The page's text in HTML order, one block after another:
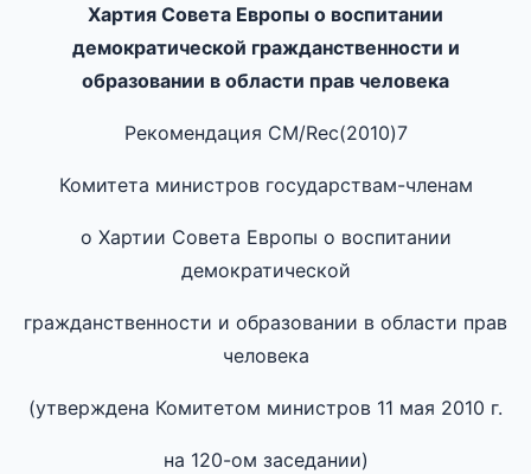
Хартия Совета Европы о воспитании
демократической гражданственности и
образовании в области прав человека
Рекомендация CM/Rec(2010)7
Комитета министров государствам-членам
о Хартии Совета Европы о воспитании
демократической
гражданственности и образовании в области прав
человека
(утверждена Комитетом министров 11 мая 2010 г.
на 120-ом заседании)